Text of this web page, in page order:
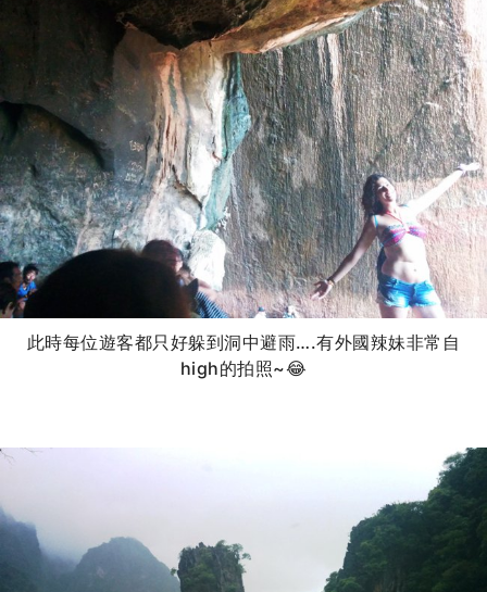
此時每位遊客都只好躲到洞中避雨….有外國辣妹非常自
high的拍照~😂